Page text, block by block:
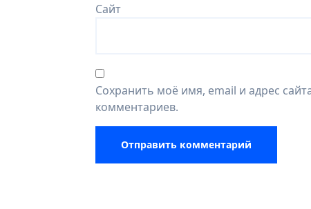
Сайт
Сохранить моё имя, email и адрес
комментариев.